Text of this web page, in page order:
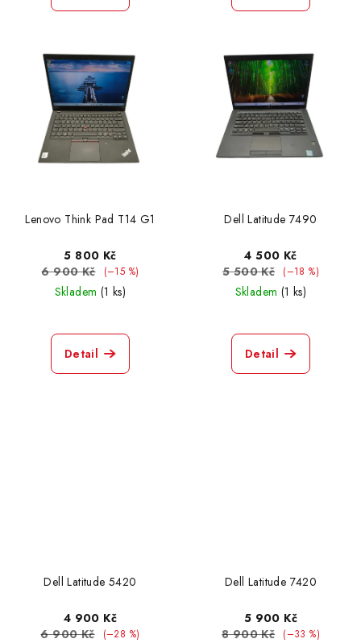
Lenovo Think Pad T14 G1
5 800 Kč
6 900 Kč
(–15 %)
Skladem (1 ks)
Detail
Dell Latitude 7490
4 500 Kč
5 500 Kč
(–18 %)
Skladem (1 ks)
Detail
Dell Latitude 5420
4 900 Kč
6 900 Kč
(–28 %)
Dell Latitude 7420
5 900 Kč
8 900 Kč
(–33 %)